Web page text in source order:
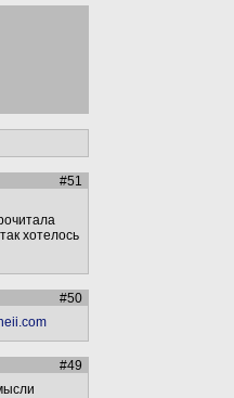
#51
хотелось
#50
#49